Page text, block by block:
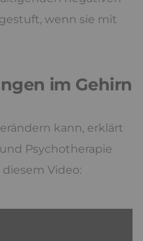
wenn sie mit
im Gehirn
kann, erklärt
Psychotherapie
Video: